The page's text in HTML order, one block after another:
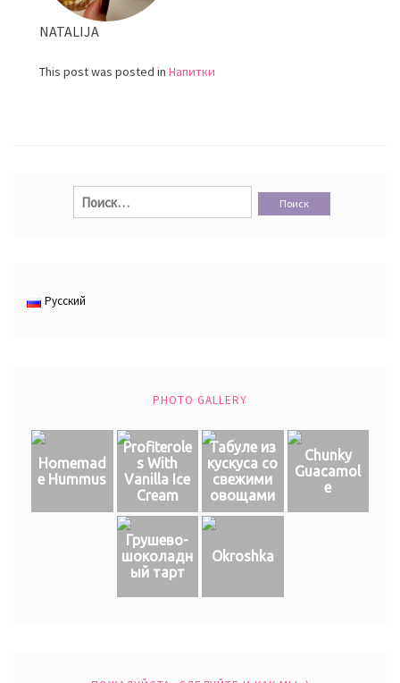
NATALIJA
This post was posted in Напитки
Найти:
Русский
PHOTO GALLERY
Homemad
e Hummus
Profiterole
s With
Vanilla Ice
Cream
Табуле из
кускуса со
свежими
овощами
Chunky
Guacamol
e
Грушево-
шоколадн
ый тарт
Okroshka